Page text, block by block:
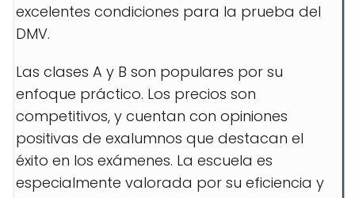
excelentes condiciones para la prueba del
DMV.
Las clases A y B son populares por su
enfoque práctico. Los precios son
competitivos, y cuentan con opiniones
positivas de exalumnos que destacan el
éxito en los exámenes. La escuela es
especialmente valorada por su eficiencia y